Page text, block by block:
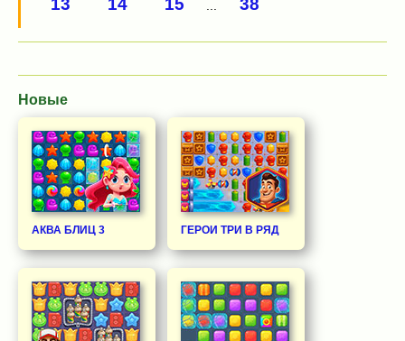
13 14 15 38
Новые
АКВА БЛИЦ 3 ГЕРОИ ТРИ В РЯД